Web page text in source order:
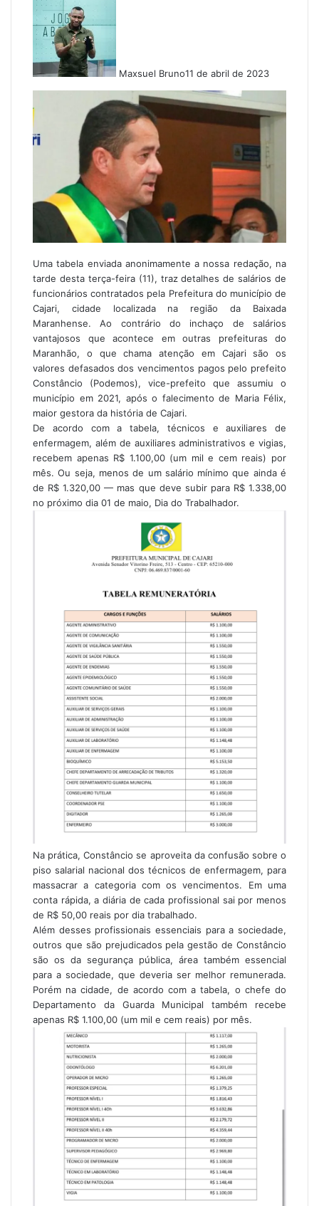
Maxsuel Bruno11 de abril de 2023
Uma tabela enviada anonimamente a nossa redação, na
tarde desta terça-feira (11), traz detalhes de salários de
funcionários contratados pela Prefeitura do município de
Cajari, cidade localizada na região da Baixada
Maranhense. Ao contrário do inchaço de salários
vantajosos que acontece em outras prefeituras do
Maranhão, o que chama atenção em Cajari são os
valores defasados dos vencimentos pagos pelo prefeito
Constâncio (Podemos), vice-prefeito que assumiu o
município em 2021, após o falecimento de Maria Félix,
maior gestora da história de Cajari.
De acordo com a tabela, técnicos e auxiliares de
enfermagem, além de auxiliares administrativos e vigias,
recebem apenas R$ 1.100,00 (um mil e cem reais) por
mês. Ou seja, menos de um salário mínimo que ainda é
de R$ 1.320,00 — mas que deve subir para R$ 1.338,00
no próximo dia 01 de maio, Dia do Trabalhador.
Na prática, Constâncio se aproveita da confusão sobre o
piso salarial nacional dos técnicos de enfermagem, para
massacrar a categoria com os vencimentos. Em uma
conta rápida, a diária de cada profissional sai por menos
de R$ 50,00 reais por dia trabalhado.
Além desses profissionais essenciais para a sociedade,
outros que são prejudicados pela gestão de Constâncio
são os da segurança pública, área também essencial
para a sociedade, que deveria ser melhor remunerada.
Porém na cidade, de acordo com a tabela, o chefe do
Departamento da Guarda Municipal também recebe
apenas R$ 1.100,00 (um mil e cem reais) por mês.